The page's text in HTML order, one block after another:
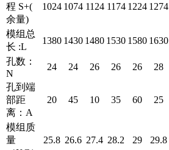
程 S+(
余量)
1024 1074 1124 1174 1224 1274
模组总
长 :L
1380 1430 1480 1530 1580 1630
孔数：
N
24 24 26 26 26 28
孔到端
部距
离：A
20 45 10 35 60 25
模组质
量
25.8 26.6 27.4 28.2 29 29.8